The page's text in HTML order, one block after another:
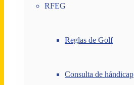
RFEG
Reglas de Golf
Consulta de hándicap